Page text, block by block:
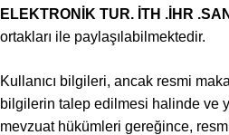
ELEKTRONİK TUR. İTH .İHR
ortakları ile paylaşılabilmektedir.
Kullanıcı bilgileri, ancak resmi
bilgilerin talep edilmesi halinde ve
mevzuat hükümleri gereğince,